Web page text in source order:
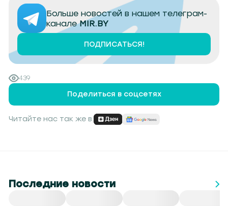
Больше новостей в нашем телеграм-
каналеMIR.BY
ПОДПИСАТЬСЯ!
439
Поделиться в соцсетях
Читайте нас так же в:
Последние новости